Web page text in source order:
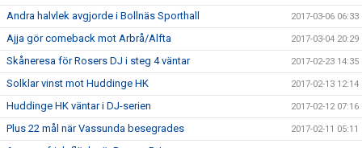
Andra halvlek avgjorde i Bollnäs Sporthall 2017-03-06 06:33
Ajja gör comeback mot Arbrå/Alfta 2017-03-04 20:29
Skåneresa för Rosers DJ i steg 4 väntar 2017-02-23 14:35
Solklar vinst mot Huddinge HK 2017-02-13 12:14
Huddinge HK väntar i DJ-serien 2017-02-12 07:16
Plus 22 mål när Vassunda besegrades 2017-02-11 05:11